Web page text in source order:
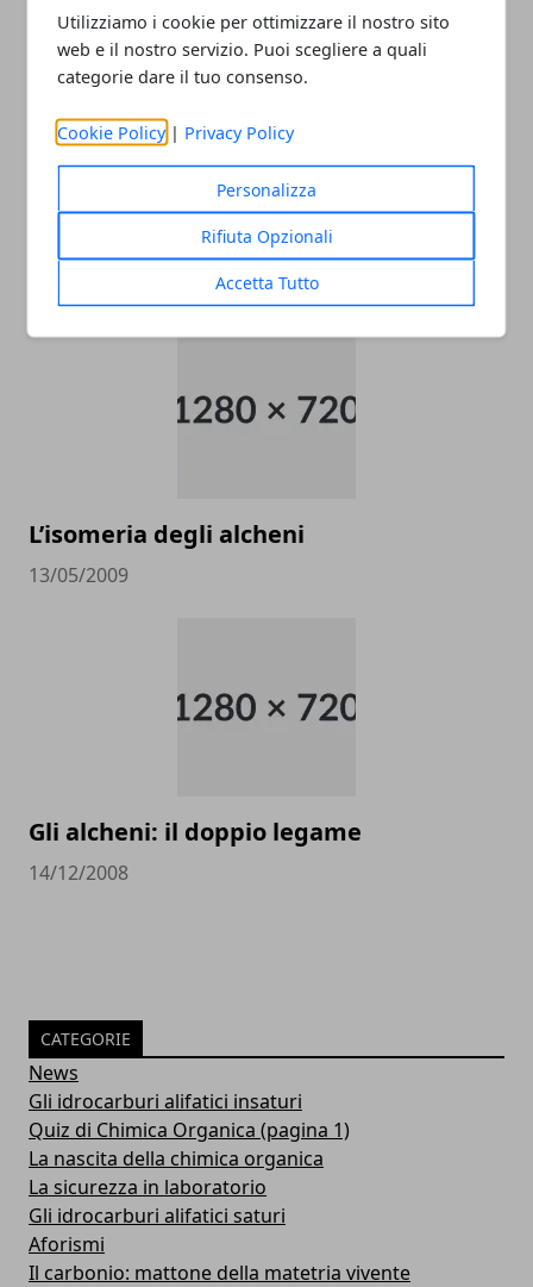
Utilizziamo i cookie per ottimizzare il nostro sito
web e il nostro servizio. Puoi scegliere a quali
categorie dare il tuo consenso.
Cookie Policy | Privacy Policy
Personalizza
Rifiuta Opzionali
Accetta Tutto
Redazione
L’isomeria degli alcheni
13/05/2009
Gli alcheni: il doppio legame
14/12/2008
CATEGORIE
News
Gli idrocarburi alifatici insaturi
Quiz di Chimica Organica (pagina 1)
La nascita della chimica organica
La sicurezza in laboratorio
Gli idrocarburi alifatici saturi
Aforismi
Il carbonio: mattone della matetria vivente